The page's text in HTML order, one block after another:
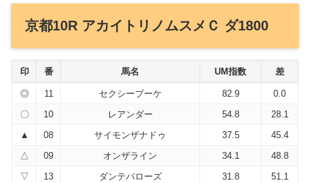
京都10R アカイトリノムスメＣ ダ1800
印 番 馬名 UM指数 差
◎ 11 セクシーブーケ 82.9
0.0
〇
10 レアンダー 54.8
28.1
▲
08 サイモンザナドゥ 37.5
45.4
△
09 オンザライン 34.1
48.8
▽
13 ダンテバローズ 31.8
51.1